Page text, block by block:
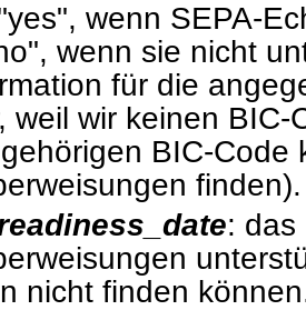
wenn SEPA-
wenn sie nicht
für die
weil wir keinen
BIC-Code
finden).
: das
nicht finden